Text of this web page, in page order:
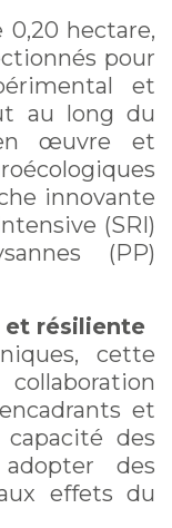
hectare,
pour
et
au long du
œuvre et
innovante
(SRI)
(PP)
résiliente
cette
et
des
des
effets du